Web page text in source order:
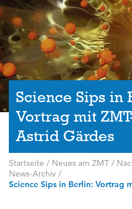
Science Sips in
Vortrag mit
Astrid Gärdes
Startseite / Neues am ZMT /
News-Archiv /
Science Sips in Berlin: Vortrag